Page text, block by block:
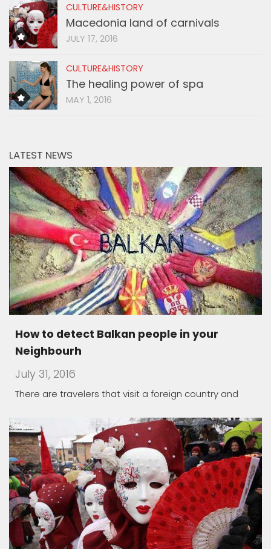
CULTURE&HISTORY
Macedonia land of carnivals
JULY 17, 2016
CULTURE&HISTORY
The healing power of spa
MAY 1, 2016
LATEST NEWS
How to detect Balkan people in your
Neighbourh
July 31, 2016
There are travelers that visit a foreign country and